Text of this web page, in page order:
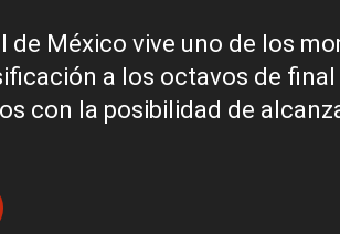
de México vive uno de los
a los octavos de
con la posibilidad de